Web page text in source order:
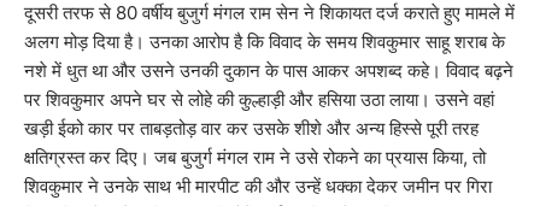
​दूसरी तरफ से 80 वर्षीय बुजुर्ग मंगल राम सेन ने शिकायत दर्ज कराते हुए मामले में
अलग मोड़ दिया है। उनका आरोप है कि विवाद के समय शिवकुमार साहू शराब के
नशे में धुत था और उसने उनकी दुकान के पास आकर अपशब्द कहे। विवाद बढ़ने
पर शिवकुमार अपने घर से लोहे की कुल्हाड़ी और हसिया उठा लाया। उसने वहां
खड़ी ईको कार पर ताबड़तोड़ वार कर उसके शीशे और अन्य हिस्से पूरी तरह
क्षतिग्रस्त कर दिए। जब बुजुर्ग मंगल राम ने उसे रोकने का प्रयास किया, तो
शिवकुमार ने उनके साथ भी मारपीट की और उन्हें धक्का देकर जमीन पर गिरा